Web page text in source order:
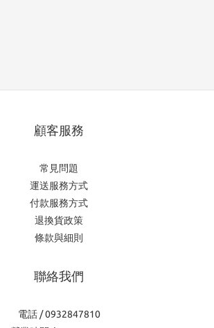
顧客服務
常見問題
運送服務方式
付款服務方式
退換貨政策
條款與細則
聯絡我們
電話 / 0932847810